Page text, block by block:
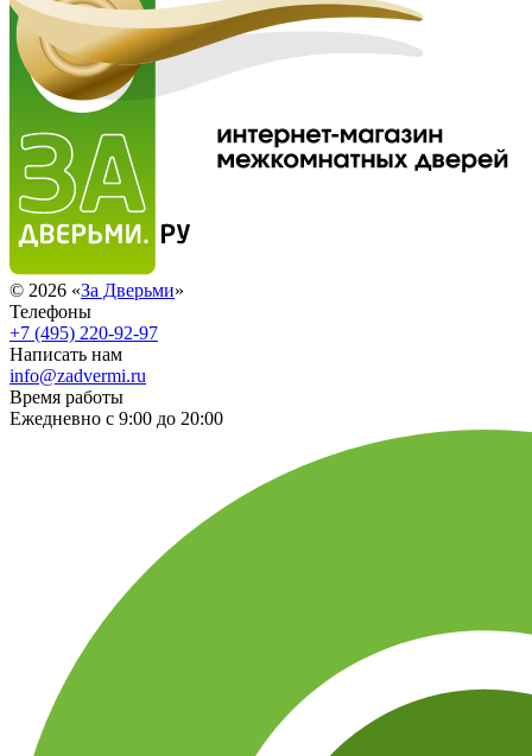
© 2026 «За Дверьми»
Телефоны
+7 (495) 220-92-97
Написать нам
info@zadvermi.ru
Время работы
Ежедневно с 9:00 до 20:00